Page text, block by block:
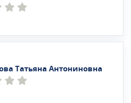
Татьяна Антониновна